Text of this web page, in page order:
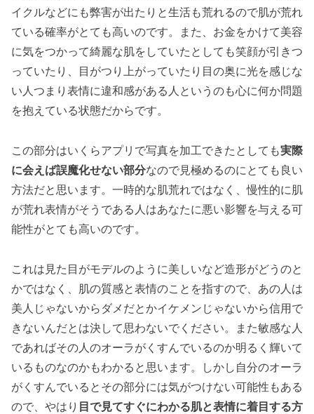
イクルなどにも弊害が出たりと生活も荒れるので肌が荒れ
ている確率がとても高いのです。また、お金をかけて美容
に気をつかって綺麗な肌をしていたとしても笑顔が引きつ
っていたり、目がつり上がっていたり目の奥に光を感じな
い人つまり表情に違和感がある人というのも心に何か問題
を抱えている状態だからです。
この部分はいくらアプリで写真を加工できたとしても実際
に会えば誤魔化せない部分なので見極めるのにとても良い
方法だと思います。一時的な肌荒れではなく、慢性的に肌
が荒れ表情がそうである人はあなたに悪い影響を与える可
能性がとても高いのです。
これは見た目がモデルのように美しいなど造形がどうのと
かではなく、肌の質感と表情のことを指すので、あの人は
美人じゃないからダメだとかイケメンじゃないから信用で
きないんだとは決して思わないでください。また敏感な人
であればその人のオーラがくすんでいるのか明るく輝いて
いるものなのかもわかると思います。しかし自分のオーラ
がくすんでいるとその部分には気がつけない可能性もある
ので、やはり 目で見てすぐにわかる肌と表情に着目する方